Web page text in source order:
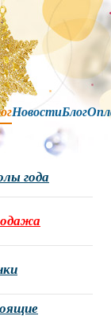
НовостиБлог
года